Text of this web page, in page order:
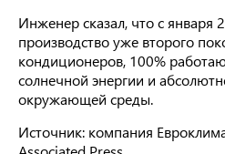
Инженер сказал, что с января
производство уже второго
кондиционеров, 100%
солнечной энергии и
окружающей среды.
Источник: компания